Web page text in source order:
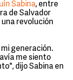
Sabina, entre
de Salvador
revolución
generación.
me siento
dijo Sabina en